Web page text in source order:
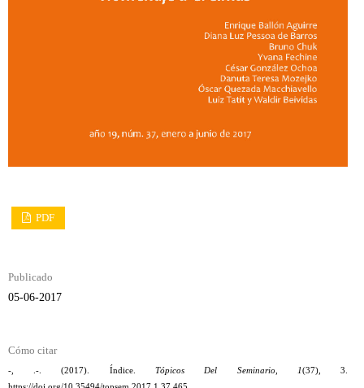
PDF
Publicado
05-06-2017
Cómo citar
-, .-. (2017). Índice.Tópicos Del Seminario, 1(37), 3.